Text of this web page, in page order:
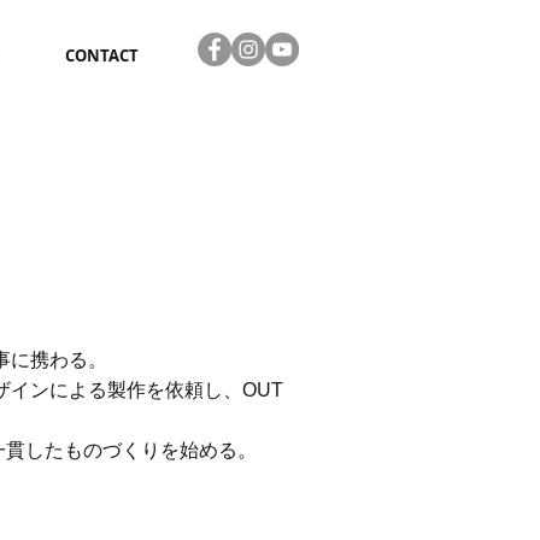
CONTACT
携わる。
ンによる製作を依頼し、 OUT
したものづくりを始める。